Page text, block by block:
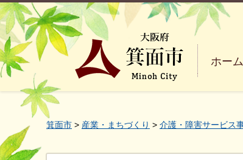
ホーム
箕面市 > 産業・まちづくり > 介護・障害サービス